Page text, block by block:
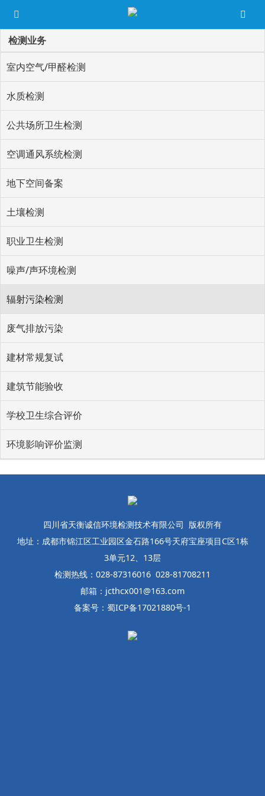
检测业务
室内空气/甲醛检测
水质检测
公共场所卫生检测
空调通风系统检测
地下空间备案
土壤检测
职业卫生检测
噪声/声环境检测
辐射污染检测
废气排放污染
建材常规复试
建筑节能验收
学校卫生综合评价
环境影响评价监测
四川省天衡诚信环境检测技术有限公司 版权所有
地址：成都市锦江区工业园区金石路166号天府宝座项目C区1栋
3单元12、13层
检测热线：028-87316016 028-81708211
邮箱：jcthcx001@163.com
备案号：蜀ICP备17021880号-1